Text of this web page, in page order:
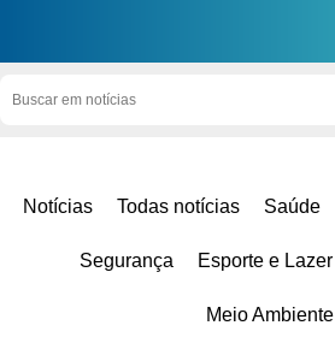
Notícias Todas notícias Saúde
Segurança Esporte e Lazer
Meio Ambiente